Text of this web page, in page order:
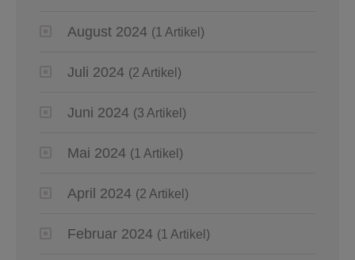
August 2024 (1 Artikel)
Juli 2024 (2 Artikel)
Juni 2024 (3 Artikel)
Mai 2024 (1 Artikel)
April 2024 (2 Artikel)
Februar 2024 (1 Artikel)